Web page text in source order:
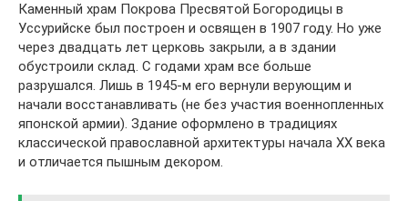
Каменный храм Покрова Пресвятой Богородицы в
Уссурийске был построен и освящен в 1907 году. Но уже
через двадцать лет церковь закрыли, а в здании
обустроили склад. С годами храм все больше
разрушался. Лишь в 1945-м его вернули верующим и
начали восстанавливать (не без участия военнопленных
японской армии). Здание оформлено в традициях
классической православной архитектуры начала ХХ века
и отличается пышным декором.